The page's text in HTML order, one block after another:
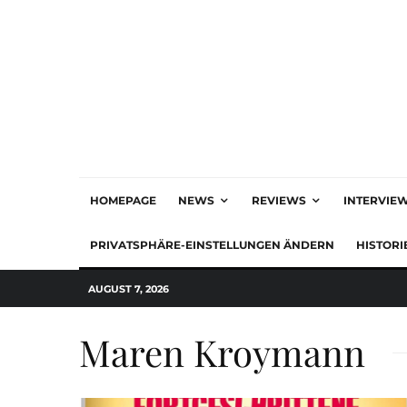
HOMEPAGE NEWS REVIEWS
PRIVATSPHÄRE-EINSTELLUNGEN ÄNDERN
AUGUST 7, 2026
Maren Kroymann